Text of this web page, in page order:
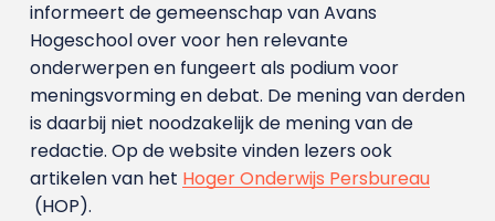
informeert de gemeenschap van Avans
Hogeschool over voor hen relevante
onderwerpen en fungeert als podium voor
meningsvorming en debat. De mening van derden
is daarbij niet noodzakelijk de mening van de
redactie. Op de website vinden lezers ook
artikelen van het Hoger Onderwijs Persbureau
(HOP).